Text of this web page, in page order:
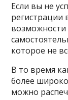
Если вы не
регистрации
возможности
которое не
В то время
более
можно